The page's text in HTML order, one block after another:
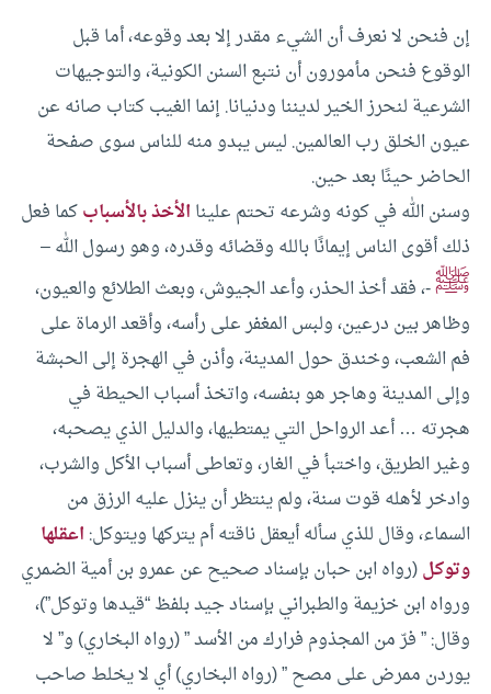
إن فنحن لا نعرف أن الشيء مقدر إلا بعد وقوعه، أما قبل
الوقوع فنحن مأمورون أن نتبع السنن الكونية، والتوجيهات
الشرعية لنحرز الخير لديننا ودنيانا. إنما الغيب كتاب صانه عن
عيون الخلق رب العالمين. ليس يبدو منه للناس سوى صفحة
الحاضر حينًا بعد حين.
وسنن الله في كونه وشرعه تحتم علينا الأخذ بالأسبابكما فعل
ذلك أقوى الناس إيمانًا بالله وقضائه وقدره، وهو رسول الله –
ﷺ-، فقد أخذ الحذر، وأعد الجيوش، وبعث الطلائع والعيون،
وظاهر بين درعين، ولبس المغفر على رأسه، وأقعد الرماة على
فم الشعب، وخندق حول المدينة، وأذن في الهجرة إلى الحبشة
وإلى المدينة وهاجر هو بنفسه، واتخذ أسباب الحيطة في
هجرته … أعد الرواحل التي يمتطيها، والدليل الذي يصحبه،
وغير الطريق، واختبأ في الغار، وتعاطى أسباب الأكل والشرب،
وادخر لأهله قوت سنة، ولم ينتظر أن ينزل عليه الرزق من
السماء، وقال للذي سأله أيعقل ناقته أم يتركها ويتوكل: اعقلها
وتوكل(رواه ابن حبان بإسناد صحيح عن عمرو بن أمية الضمري
ورواه ابن خزيمة والطبراني بإسناد جيد بلفظ “قيدها وتوكل”)،
وقال: ” فرّ من المجذوم فرارك من الأسد ” (رواه البخاري) و” لا
يوردن ممرض على مصح ” (رواه البخاري) أي لا يخلط صاحب